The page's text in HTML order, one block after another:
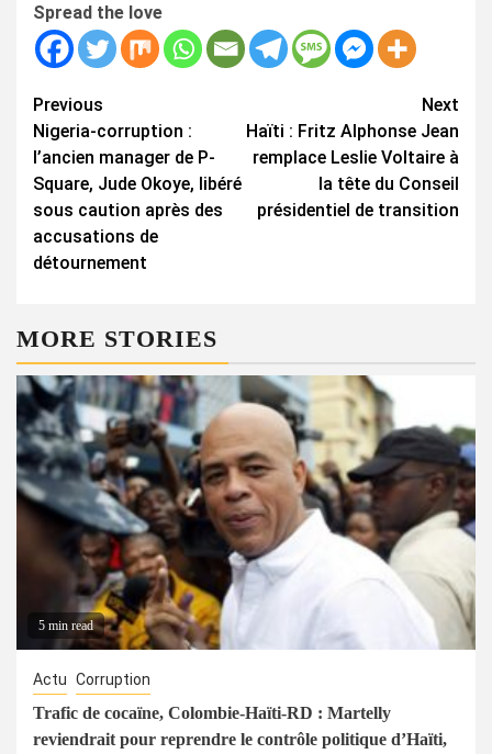
Spread the love
Continue
Reading
Previous
Nigeria-corruption :
l’ancien manager de P-
Square, Jude Okoye, libéré
sous caution après des
accusations de
détournement
Next
Haïti : Fritz Alphonse Jean
remplace Leslie Voltaire à
la tête du Conseil
présidentiel de transition
MORE STORIES
5 min read
Actu Corruption
Trafic de cocaïne, Colombie-Haïti-RD : Martelly
reviendrait pour reprendre le contrôle politique d’Haïti,